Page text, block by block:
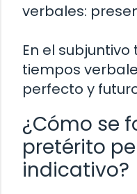
verbales:
En el
tiempos
perfecto y
¿Cómo se
pretérito
indicativo?